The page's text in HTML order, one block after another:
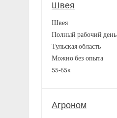
Швея
Швея
Полный рабочий день
Тульская область
Можно без опыта
55-65к
Агроном